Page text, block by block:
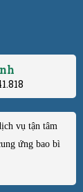
vụ tận tâm
ứng bao bì